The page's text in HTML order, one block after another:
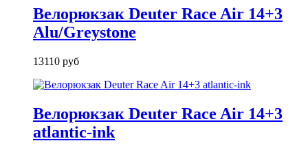
Велорюкзак Deuter Race Air 14+3
Alu/Greystone
13110 руб
Велорюкзак Deuter Race Air 14+3
atlantic-ink